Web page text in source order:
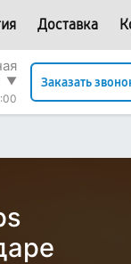
Доставка
▼
Заказать